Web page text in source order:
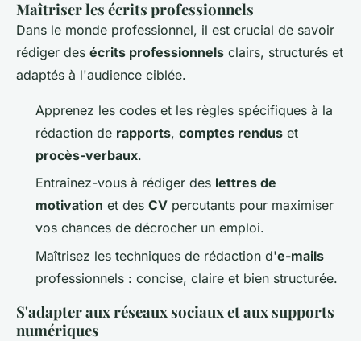
Maîtriser les écrits professionnels
Dans le monde professionnel, il est crucial de savoir
rédiger des écrits professionnels clairs, structurés et
adaptés à l'audience ciblée.
Apprenez les codes et les règles spécifiques à la
rédaction de rapports, comptes rendus et
procès-verbaux.
Entraînez-vous à rédiger des lettres de
motivation et des CV percutants pour maximiser
vos chances de décrocher un emploi.
Maîtrisez les techniques de rédaction d'e-mails
professionnels : concise, claire et bien structurée.
S'adapter aux réseaux sociaux et aux supports
numériques